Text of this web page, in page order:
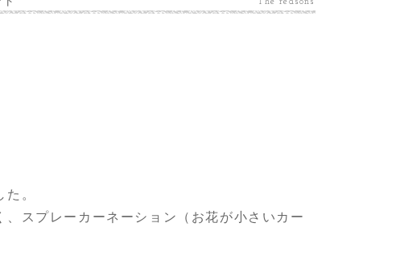
。
スプレーカーネーション（お花が小さいカー